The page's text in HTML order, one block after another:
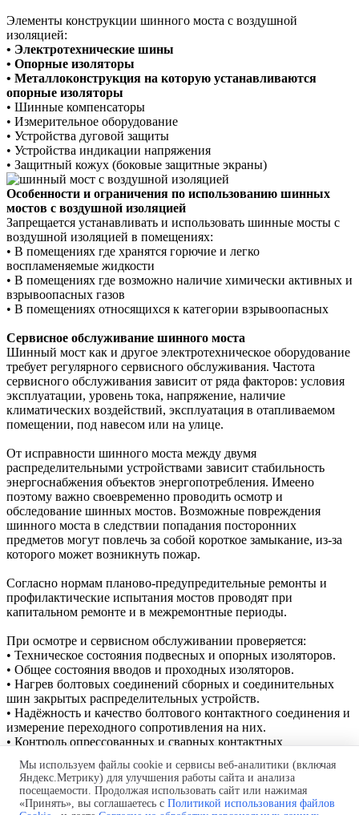
Элементы конструкции шинного моста с воздушной
изоляцией:
• Электротехнические шины
• Опорные изоляторы
• Металлоконструкция на которую устанавливаются
опорные изоляторы
• Шинные компенсаторы
• Измерительное оборудование
• Устройства дуговой защиты
• Устройства индикации напряжения
• Защитный кожух (боковые защитные экраны)
Особенности и ограничения по использованию шинных
мостов с воздушной изоляцией
Запрещается устанавливать и использовать шинные мосты с
воздушной изоляцией в помещениях:
• В помещениях где хранятся горючие и легко
воспламеняемые жидкости
• В помещениях где возможно наличие химически активных и
взрывоопасных газов
• В помещениях относящихся к категории взрывоопасных
Сервисное обслуживание шинного моста
Шинный мост как и другое электротехническое оборудование
требует регулярного сервисного обслуживания. Частота
сервисного обслуживания зависит от ряда факторов: условия
эксплуатации, уровень тока, напряжение, наличие
климатических воздействий, эксплуатация в отапливаемом
помещении, под навесом или на улице.
От исправности шинного моста между двумя
распределительными устройствами зависит стабильность
энергоснабжения объектов энергопотребления. Имеено
поэтому важно своевременно проводить осмотр и
обследование шинных мостов. Возможные повреждения
шинного моста в следствии попадания посторонних
предметов могут повлечь за собой короткое замыкание, из-за
которого может возникнуть пожар.
Согласно нормам планово-предупредительные ремонты и
профилактические испытания мостов проводят при
капитальном ремонте и в межремонтные периоды.
При осмотре и сервисном обслуживании проверяется:
• Техническое состояния подвесных и опорных изоляторов.
• Общее состояния вводов и проходных изоляторов.
• Нагрев болтовых соединений сборных и соединительных
шин закрытых распределительных устройств.
• Надёжность и качество болтового контактного соединения и
измерение переходного сопротивления на них.
• Контроль опрессованных и сварных контактных
Производство и поставка шинных мостов.
Проект бесплатно! Быстро и всрок!Монтаж "под ключ"!
Мы используем файлы cookie и сервисы веб-аналитики (включая
Яндекс.Метрику) для улучшения работы сайта и анализа
посещаемости. Продолжая использовать сайт или нажимая
«Принять», вы соглашаетесь с Политикой использования файлов